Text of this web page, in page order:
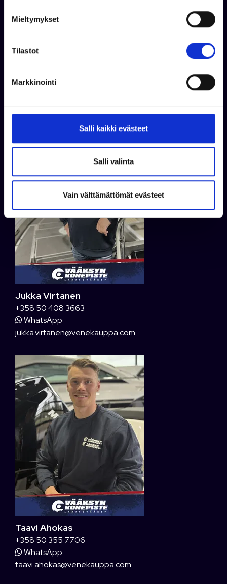
Mieltymykset
Tilastot
Markkinointi
Salli kaikki evästeet
Salli valinta
Vain välttämättömät evästeet
WhatsApp
Jukka Virtanen
+358 50 408 3663
WhatsApp
jukka.virtanen@venekauppa.com
Taavi Ahokas
+358 50 355 7706
WhatsApp
taavi.ahokas@venekauppa.com